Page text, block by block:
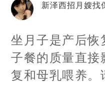
新泽西招月嫂找
坐月子是产后恢
子餐的质量直接
复和母乳喂养。